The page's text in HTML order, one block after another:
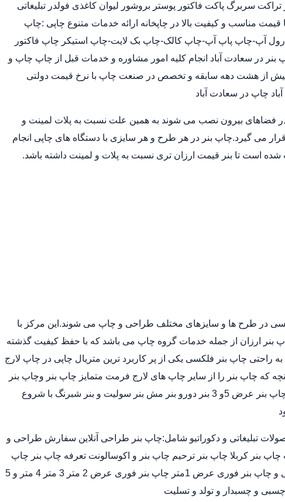
سربرگ پاکت فاکتور پوستر بروشور لیوان کاغذی فولدر تبلیغاتی
مناسب و کیفیت بالا در چاپخانه ارائه خدمات متنوع چاپی :چاپ
چاپ کاتالوگ 5 رنگ-چاپ رول آپ-چاپ پاپ آپ-چاپ کالک-چاپ بک لایت-چاپ استیکر چاپ فاکتور
بنر در سعادت آباد انجام کلیه امور مشاوره و خدمات قبل از چاپ چاپ و
بیش از هشت دهه سابقه و تخصص در صنعت چاپ با نرخ قیمت دولتی
چاپ در سعادت آباد
فضاهای بیرون نصب می شوند به همین علت نسبت به پلات لمینت و
می گیرد.چاپ بنر در هر طرح و هر سایزی با دستگاه های چاپی انجام
است تا بنر قیمت ارزان تری نسبت به پلات و لمینت داشته باشد.
در طرح ها و سایزهای مختلف طراحی و چاپ می شوند.این مرکز با
بنر ارزان از جمله خدمات گروه چاپ می باشد که با حفظ کیفیت گذشته
راحتی چاپ بنر فلکسی یکی از پر کاربرد ترین متریال چاپی در چاپ لارج
که چاپ بنر را از سایر چاپ های لارج فرمت متمایز چاپ بنر وچاپ بنر
فوریو چاپ بنر ارزان چاپ بنر در خانه در انواع چاپ بنر عرض 5و 3 بنر دورو بنر مش بنر سولیت و بنر شبرنگ با شروع
تبلیغاتی و دکوراتیو شامل:چاپ بنر طراحی آنلاین سفارش طراحی و
بنر کربلا چاپ بنر ترحیم چاپ بنر و اکوسالونت تعرفه چاپ بنر چاپ
بنر ارزان چاپ بنر فوری چاپ بنر قیمت طراحی و چاپ بنر فوری عرض 1متر چاپ بنر فوری عرض 2 متر 3 متر 4 متر و 5
و چسبدار و تولد و تسلیت